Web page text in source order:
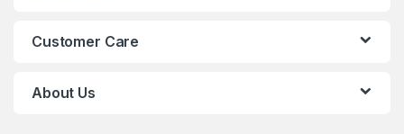
Customer Care
About Us